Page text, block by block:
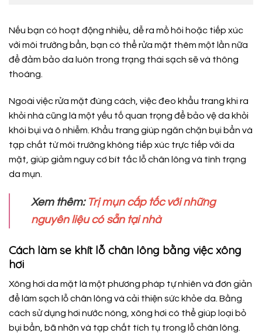
Nếu bạn có hoạt động nhiều, dễ ra mồ hôi hoặc tiếp xúc
với môi trường bẩn, bạn có thể rửa mặt thêm một lần nữa
để đảm bảo da luôn trong trạng thái sạch sẽ và thông
thoáng.
Ngoài việc rửa mặt đúng cách, việc đeo khẩu trang khi ra
khỏi nhà cũng là một yếu tố quan trọng để bảo vệ da khỏi
khói bụi và ô nhiễm. Khẩu trang giúp ngăn chặn bụi bẩn và
tạp chất từ môi trường không tiếp xúc trực tiếp với da
mặt, giúp giảm nguy cơ bít tắc lỗ chân lông và tình trạng
da mụn.
Xem thêm: Trị mụn cấp tốc với những
nguyên liệu có sẵn tại nhà
Cách làm se khít lỗ chân lông bằng việc xông
hơi
Xông hơi da mặt là một phương pháp tự nhiên và đơn giản
để làm sạch lỗ chân lông và cải thiện sức khỏe da. Bằng
cách sử dụng hơi nước nóng, xông hơi có thể giúp loại bỏ
bụi bẩn, bã nhờn và tạp chất tích tụ trong lỗ chân lông.